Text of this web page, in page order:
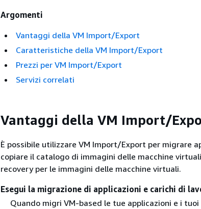
Argomenti
Vantaggi della VM Import/Export
Caratteristiche della VM Import/Export
Prezzi per VM Import/Export
Servizi correlati
Vantaggi della VM Import/
È possibile utilizzare VM Import/Export per migrare
copiare il catalogo di immagini delle macchine
recovery per le immagini delle macchine virtuali.
Esegui la migrazione di applicazioni e carichi di
Quando migri VM-based le tue applicazioni e i tuoi